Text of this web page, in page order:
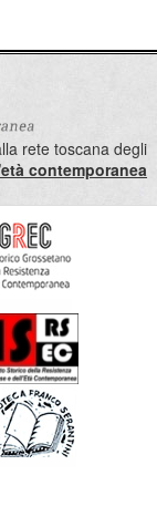
rete toscana degli
contemporanea